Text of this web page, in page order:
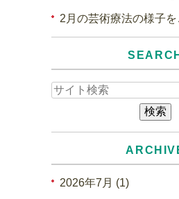
2月の芸術療法の様子
SEARCH
2026年7月 (1)